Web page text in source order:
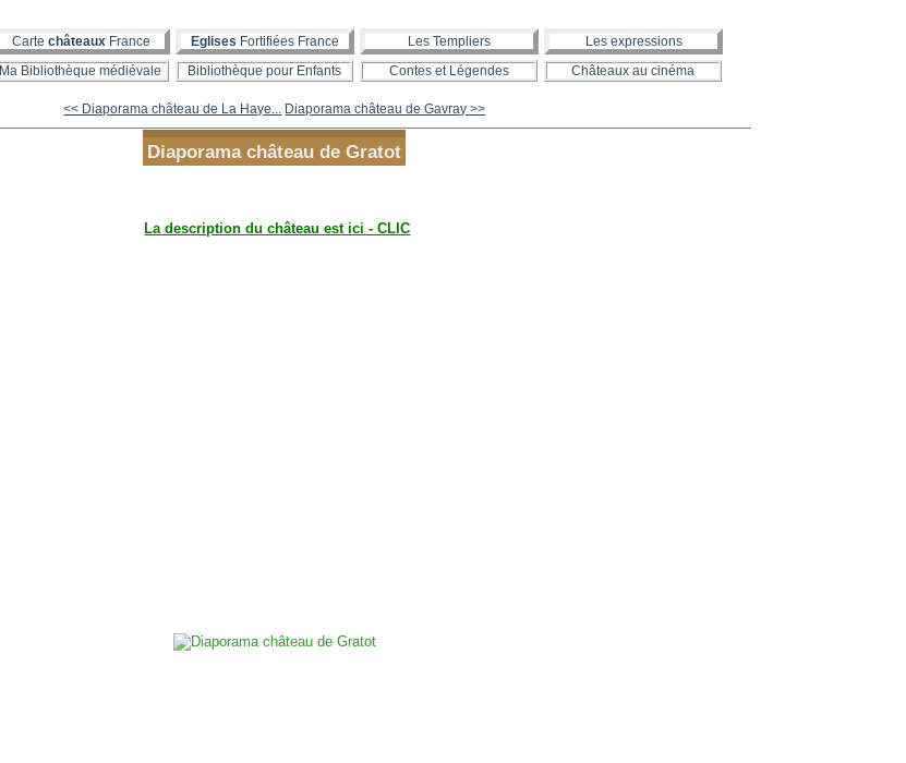
Carte châteauxFrance Eglises Fortifiées France Les Templiers
Les expressions
Ma Bibliothèque médiévale Bibliothèque pour Enfants Contes et Légendes Châteaux au cinéma
<< Diaporama château de La Haye... Diaporama château de Gavray >>
Diaporama château de Gratot
La description du château est ici - CLIC